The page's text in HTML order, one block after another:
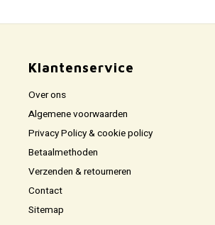
Klantenservice
Over ons
Algemene voorwaarden
Privacy Policy & cookie policy
Betaalmethoden
Verzenden & retourneren
Contact
Sitemap